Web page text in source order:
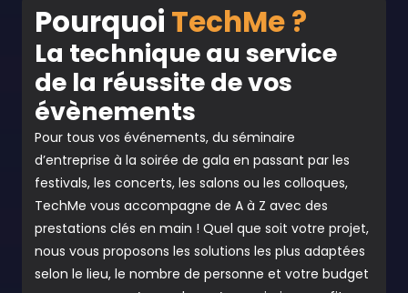
Pourquoi TechMe ?
La technique au service
de la réussite de vos
évènements
Pour tous vos événements, du séminaire
d’entreprise à la soirée de gala en passant par les
festivals, les concerts, les salons ou les colloques,
TechMe vous accompagne de A à Z avec des
prestations clés en main ! Quel que soit votre projet,
nous vous proposons les solutions les plus adaptées
selon le lieu, le nombre de personne et votre budget